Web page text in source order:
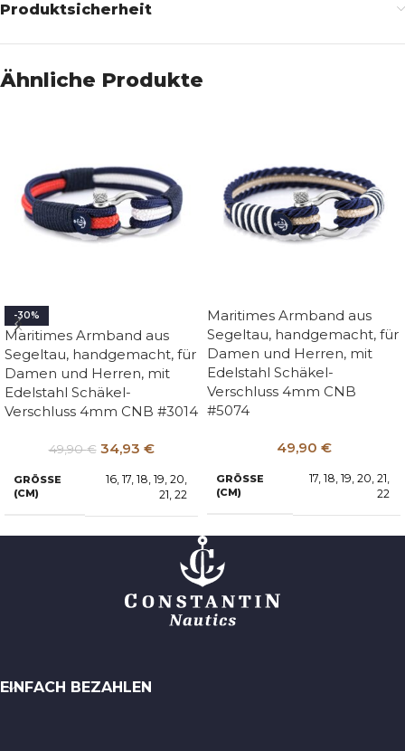
Produktsicherheit
Ähnliche Produkte
-30%
Maritimes Armband aus
Segeltau, handgemacht, für
Damen und Herren, mit
Edelstahl Schäkel-
Verschluss 4mm CNB #3014
49,90€ 34,93 €
GRÖSSE (
CM)
16, 17, 18, 19, 20,
21, 22
Maritimes Armband aus
Segeltau, handgemacht, für
Damen und Herren, mit
Edelstahl Schäkel-
Verschluss 4mm CNB
#5074
49,90 €
GRÖSSE (
CM)
17, 18, 19, 20, 21,
22
EINFACH BEZAHLEN